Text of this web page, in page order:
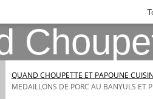
QUAND CHOUPETTE ET PAPOUNE
MEDAILLONS DE PORC AU BANYULS ET